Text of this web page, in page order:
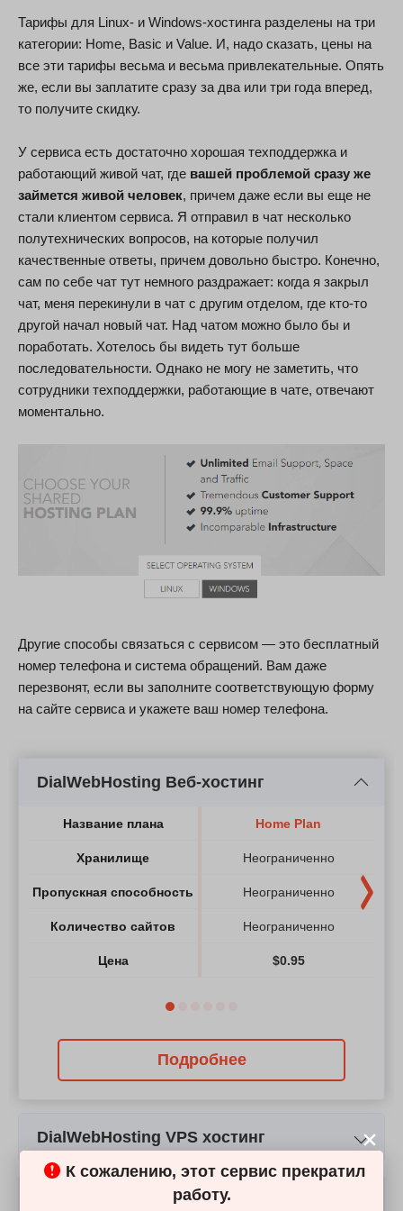
Тарифы для Linux- и Windows-хостинга разделены на три
категории: Home, Basic и Value. И, надо сказать, цены на
все эти тарифы весьма и весьма привлекательные. Опять
же, если вы заплатите сразу за два или три года вперед,
то получите скидку.
У сервиса есть достаточно хорошая техподдержка и
работающий живой чат, где вашей проблемой сразу же
займется живой человек, причем даже если вы еще не
стали клиентом сервиса. Я отправил в чат несколько
полутехнических вопросов, на которые получил
качественные ответы, причем довольно быстро. Конечно,
сам по себе чат тут немного раздражает: когда я закрыл
чат, меня перекинули в чат с другим отделом, где кто-то
другой начал новый чат. Над чатом можно было бы и
поработать. Хотелось бы видеть тут больше
последовательности. Однако не могу не заметить, что
сотрудники техподдержки, работающие в чате, отвечают
моментально.
Другие способы связаться с сервисом — это бесплатный
номер телефона и система обращений. Вам даже
перезвонят, если вы заполните соответствующую форму
на сайте сервиса и укажете ваш номер телефона.
DialWebHosting Веб-хостинг
Название плана
Хранилище
Пропускная способность
Количество сайтов
Цена
Home Plan
Неограниченно
Неограниченно
Неограниченно
$0.95
Подробнее
DialWebHosting VPS хостинг
Название плана LP1-Linux VPS Hosting
DialWebHosting Выделенный Сервер
К сожалению, этот сервис прекратил
работу.